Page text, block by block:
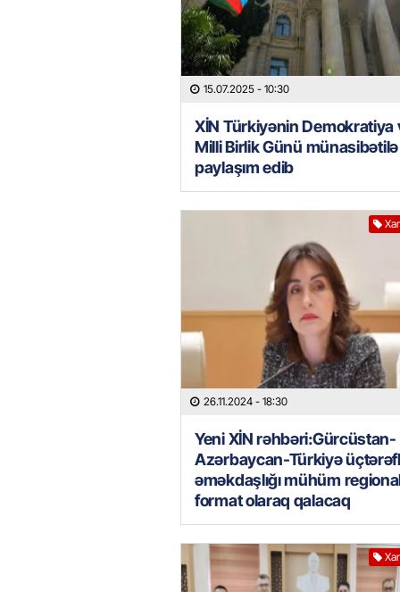
15.07.2025 - 10:30
XİN Türkiyənin Demokratiya
Milli Birlik Günü münasibətilə
paylaşım edib
26.11.2024 - 18:30
Yeni XİN rəhbəri:Gürcüstan-
Azərbaycan-Türkiyə
əməkdaşlığı mühüm
format olaraq qalacaq